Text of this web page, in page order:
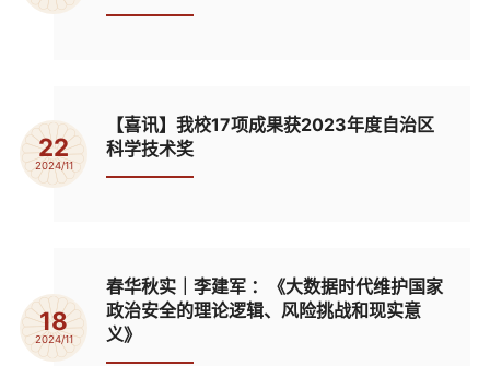
22
2024/11
【喜讯】我校17项成果获2023年度自治区
科学技术奖
18
2024/11
春华秋实｜李建军 ：《大数据时代维护国家
政治安全的理论逻辑、风险挑战和现实意
义》